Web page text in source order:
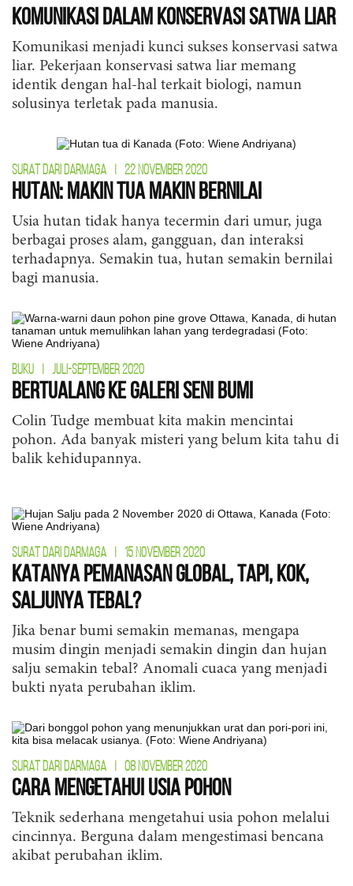
Komunikasi dalam Konservasi Satwa Liar
Komunikasi menjadi kunci sukses konservasi satwa
liar. Pekerjaan konservasi satwa liar memang
identik dengan hal-hal terkait biologi, namun
solusinya terletak pada manusia.
SURAT DARI DARMAGA 22 NOVEMBER 2020
Hutan: Makin Tua Makin Bernilai
Usia hutan tidak hanya tecermin dari umur, juga
berbagai proses alam, gangguan, dan interaksi
terhadapnya. Semakin tua, hutan semakin bernilai
bagi manusia.
BUKU JULI-SEPTEMBER 2020
Bertualang ke Galeri Seni Bumi
Colin Tudge membuat kita makin mencintai
pohon. Ada banyak misteri yang belum kita tahu di
balik kehidupannya.
SURAT DARI DARMAGA 15 NOVEMBER 2020
Katanya Pemanasan Global, Tapi, kok,
Saljunya Tebal?
Jika benar bumi semakin memanas, mengapa
musim dingin menjadi semakin dingin dan hujan
salju semakin tebal? Anomali cuaca yang menjadi
bukti nyata perubahan iklim.
SURAT DARI DARMAGA 08 NOVEMBER 2020
Cara Mengetahui Usia Pohon
Teknik sederhana mengetahui usia pohon melalui
cincinnya. Berguna dalam mengestimasi bencana
akibat perubahan iklim.